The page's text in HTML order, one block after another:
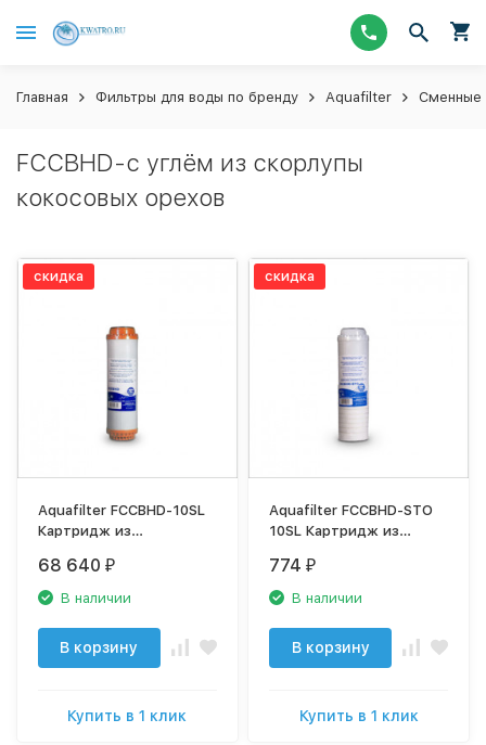
Главная Фильтры для воды по бренду Aquafilter Сменные
FCCBHD-с углём из скорлупы
кокосовых орехов
скидка
Aquafilter FCCBHD-10SL
Картридж из
скорлупы кокосового
ореха
68 640 ₽
В наличии
В корзину
Купить в 1 клик
скидка
Aquafilter FCCBHD-STO
10SL Картридж из
полипропилена
774 ₽
В наличии
В корзину
Купить в 1 клик